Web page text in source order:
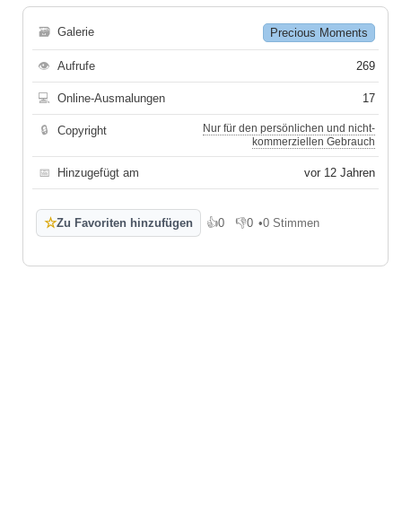
🗃 Galerie Precious Moments
👁 Aufrufe 269
💻 Online-Ausmalungen 17
🔒 Copyright
Nur für den persönlichen und nicht-
kommerziellen Gebrauch
📅 Hinzugefügt am vor 12 Jahren
☆Zu Favoriten hinzufügen 👍0
Gefällt mir
👎0
Gefällt mir nicht
•0 Stimmen